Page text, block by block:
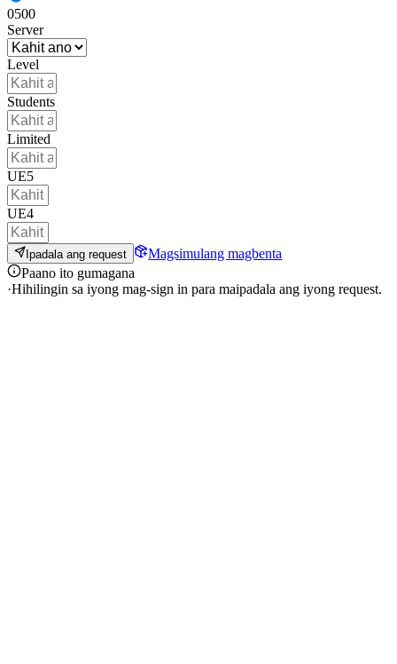
0500
Server
Level
Students
Limited
UE5
UE4
Ipadala ang request
Magsimulang magbenta
Paano ito gumagana
·Hihilingin sa iyong mag-sign in para maipadala ang iyong request.